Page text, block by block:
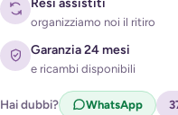
Acconsento al
l'avviso di disponibilità (
organizziamo noi il ritiro
Garanzia 24 mesi
e ricambi disponibili
Hai dubbi? WhatsApp